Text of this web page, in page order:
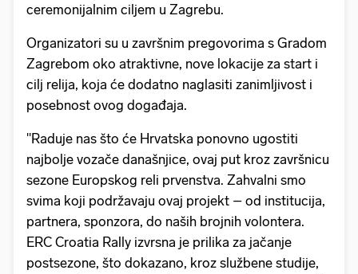
ceremonijalnim ciljem u Zagrebu.
Organizatori su u završnim pregovorima s Gradom
Zagrebom oko atraktivne, nove lokacije za start i
cilj relija, koja će dodatno naglasiti zanimljivost i
posebnost ovog događaja.
"Raduje nas što će Hrvatska ponovno ugostiti
najbolje vozače današnjice, ovaj put kroz završnicu
sezone Europskog reli prvenstva. Zahvalni smo
svima koji podržavaju ovaj projekt – od institucija,
partnera, sponzora, do naših brojnih volontera.
ERC Croatia Rally izvrsna je prilika za jačanje
postsezone, što dokazano, kroz službene studije,